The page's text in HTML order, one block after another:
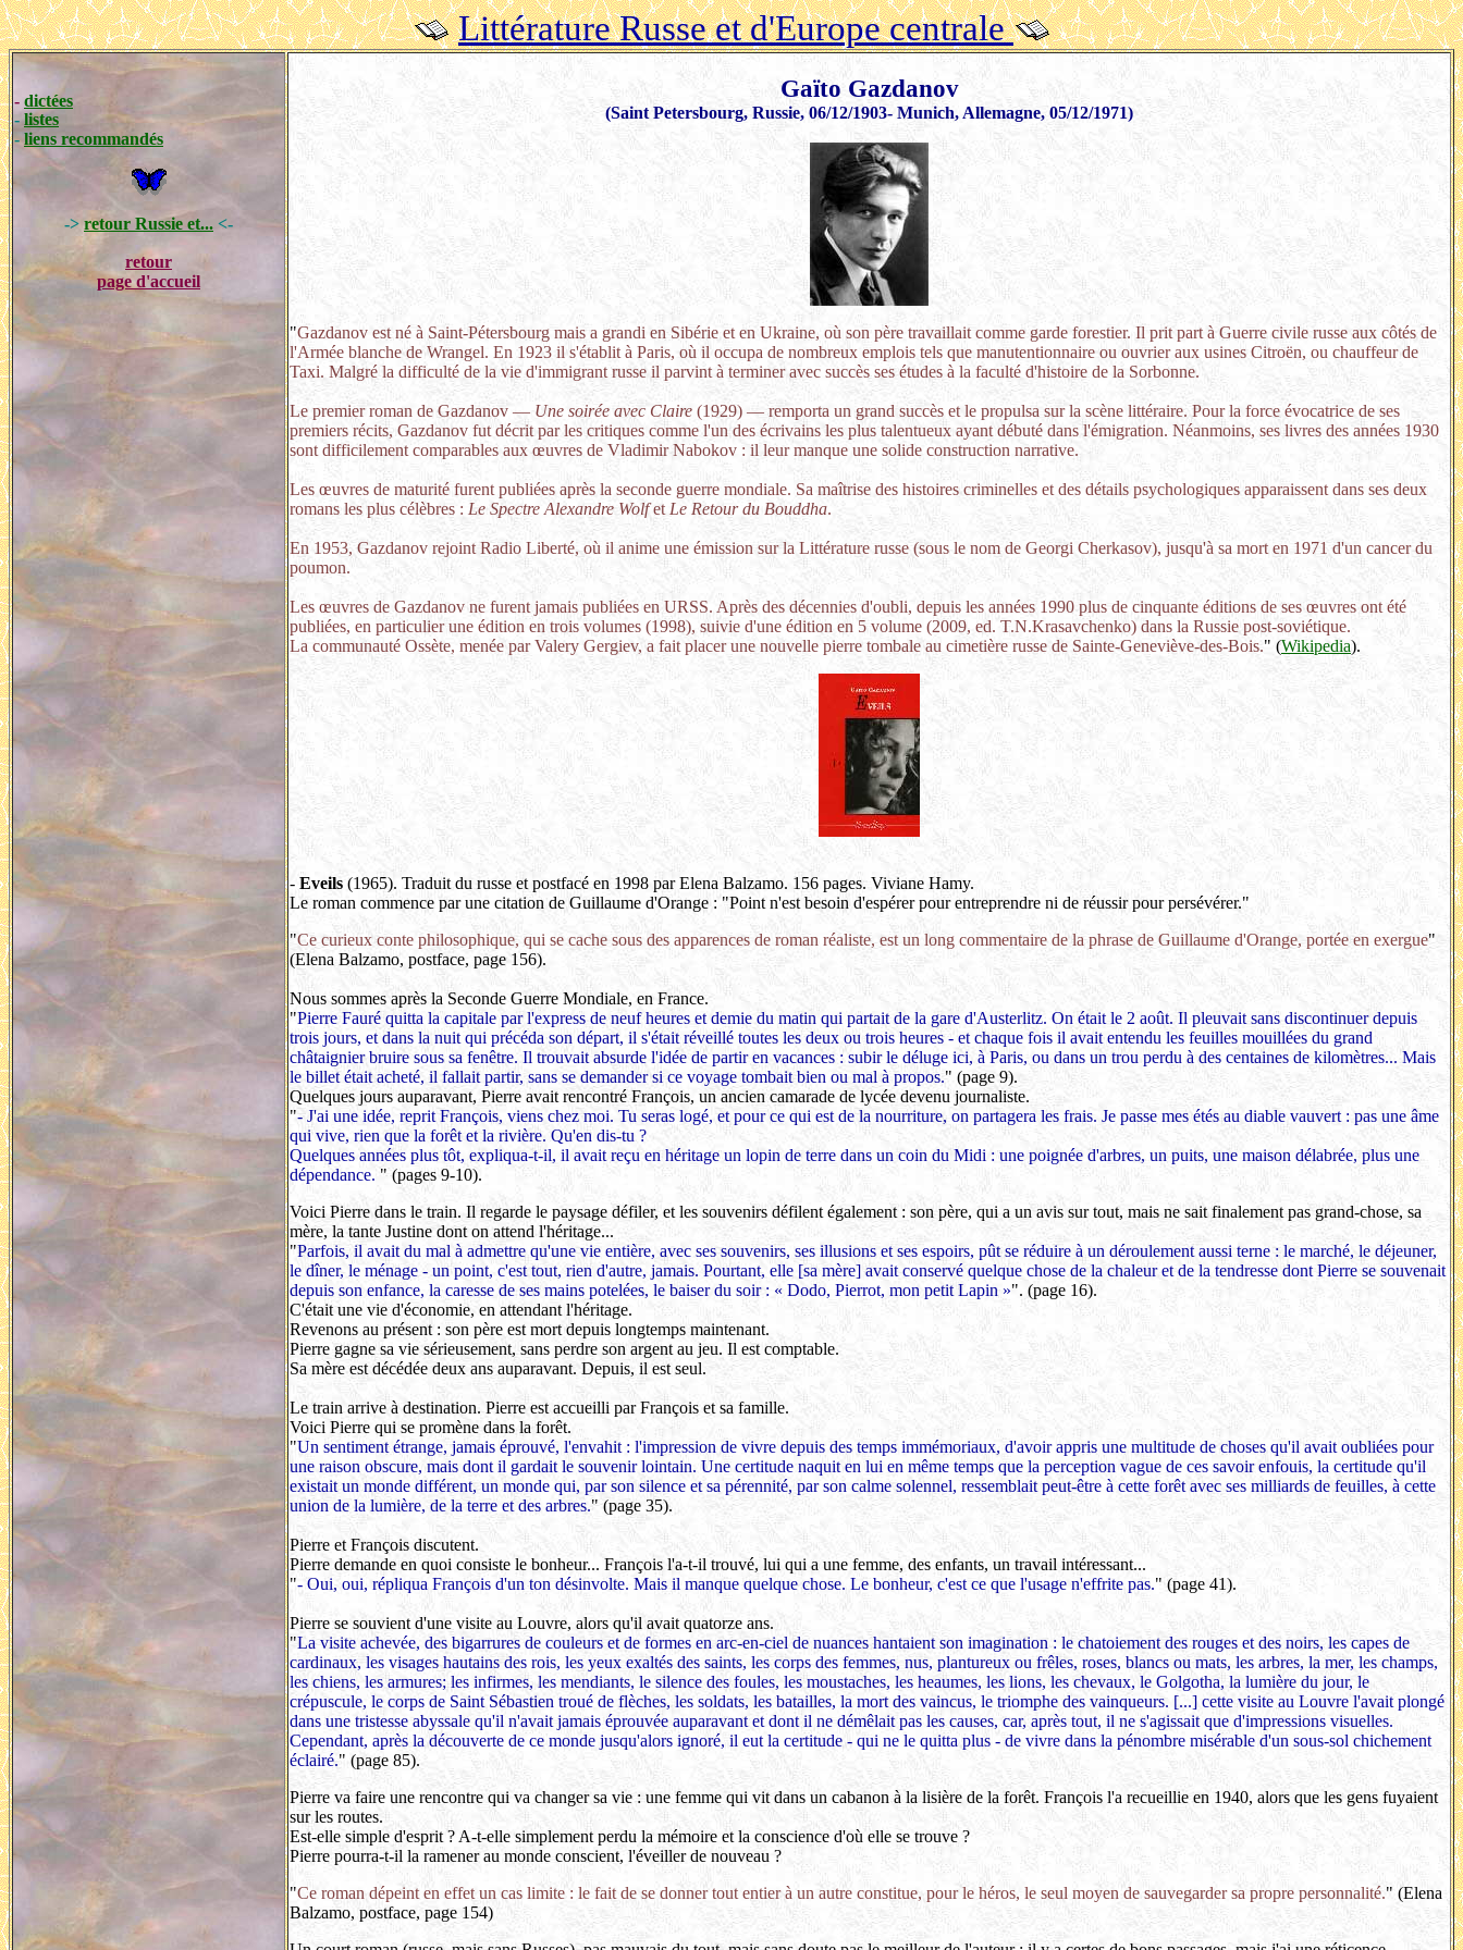
Littérature Russe et d'Europe centrale
- dictées
-listes
-liens recommandés
->retour Russie et... <-
retour
page d'accueil
Gaïto Gazdanov
(Saint Petersbourg, Russie, 06/12/1903- Munich, Allemagne, 05/12/1971)
"Gazdanov est né à Saint-Pétersbourg mais a grandi en Sibérie et en Ukraine, où son père travaillait comme garde forestier. Il prit part à Guerre civile russe aux côtés de
l'Armée blanche de Wrangel. En 1923 il s'établit à Paris, où il occupa de nombreux emplois tels que manutentionnaire ou ouvrier aux usines Citroën, ou chauffeur de
Taxi. Malgré la difficulté de la vie d'immigrant russe il parvint à terminer avec succès ses études à la faculté d'histoire de la Sorbonne.
Le premier roman de Gazdanov — Une soirée avec Claire (1929) — remporta un grand succès et le propulsa sur la scène littéraire. Pour la force évocatrice de ses
premiers récits, Gazdanov fut décrit par les critiques comme l'un des écrivains les plus talentueux ayant débuté dans l'émigration. Néanmoins, ses livres des années 1930
sont difficilement comparables aux œuvres de Vladimir Nabokov : il leur manque une solide construction narrative.
Les œuvres de maturité furent publiées après la seconde guerre mondiale. Sa maîtrise des histoires criminelles et des détails psychologiques apparaissent dans ses deux
romans les plus célèbres : Le Spectre Alexandre Wolfet Le Retour du Bouddha.
En 1953, Gazdanov rejoint Radio Liberté, où il anime une émission sur la Littérature russe (sous le nom de Georgi Cherkasov), jusqu'à sa mort en 1971 d'un cancer du
poumon.
Les œuvres de Gazdanov ne furent jamais publiées en URSS. Après des décennies d'oubli, depuis les années 1990 plus de cinquante éditions de ses œuvres ont été
publiées, en particulier une édition en trois volumes (1998), suivie d'une édition en 5 volume (2009, ed. T.N.Krasavchenko) dans la Russie post-soviétique.
La communauté Ossète, menée par Valery Gergiev, a fait placer une nouvelle pierre tombale au cimetière russe de Sainte-Geneviève-des-Bois." (Wikipedia).
- Eveils (1965). Traduit du russe et postfacé en 1998 par Elena Balzamo. 156 pages. Viviane Hamy.
Le roman commence par une citation de Guillaume d'Orange : "Point n'est besoin d'espérer pour entreprendre ni de réussir pour persévérer."
"Ce curieux conte philosophique, qui se cache sous des apparences de roman réaliste, est un long commentaire de la phrase de Guillaume d'Orange, portée en exergue"
(Elena Balzamo, postface, page 156).
Nous sommes après la Seconde Guerre Mondiale, en France.
"Pierre Fauré quitta la capitale par l'express de neuf heures et demie du matin qui partait de la gare d'Austerlitz. On était le 2 août. Il pleuvait sans discontinuer depuis
trois jours, et dans la nuit qui précéda son départ, il s'était réveillé toutes les deux ou trois heures - et chaque fois il avait entendu les feuilles mouillées du grand
châtaignier bruire sous sa fenêtre. Il trouvait absurde l'idée de partir en vacances : subir le déluge ici, à Paris, ou dans un trou perdu à des centaines de kilomètres... Mais
le billet était acheté, il fallait partir, sans se demander si ce voyage tombait bien ou mal à propos." (page 9).
Quelques jours auparavant, Pierre avait rencontré François, un ancien camarade de lycée devenu journaliste.
"- J'ai une idée, reprit François, viens chez moi. Tu seras logé, et pour ce qui est de la nourriture, on partagera les frais. Je passe mes étés au diable vauvert : pas une âme
qui vive, rien que la forêt et la rivière. Qu'en dis-tu ?
Quelques années plus tôt, expliqua-t-il, il avait reçu en héritage un lopin de terre dans un coin du Midi : une poignée d'arbres, un puits, une maison délabrée, plus une
dépendance. " (pages 9-10).
Voici Pierre dans le train. Il regarde le paysage défiler, et les souvenirs défilent également : son père, qui a un avis sur tout, mais ne sait finalement pas grand-chose, sa
mère, la tante Justine dont on attend l'héritage...
"Parfois, il avait du mal à admettre qu'une vie entière, avec ses souvenirs, ses illusions et ses espoirs, pût se réduire à un déroulement aussi terne : le marché, le déjeuner,
le dîner, le ménage - un point, c'est tout, rien d'autre, jamais. Pourtant, elle [sa mère] avait conservé quelque chose de la chaleur et de la tendresse dont Pierre se souvenait
depuis son enfance, la caresse de ses mains potelées, le baiser du soir : « Dodo, Pierrot, mon petit Lapin »". (page 16).
C'était une vie d'économie, en attendant l'héritage.
Revenons au présent : son père est mort depuis longtemps maintenant.
Pierre gagne sa vie sérieusement, sans perdre son argent au jeu. Il est comptable.
Sa mère est décédée deux ans auparavant. Depuis, il est seul.
Le train arrive à destination. Pierre est accueilli par François et sa famille.
Voici Pierre qui se promène dans la forêt.
"Un sentiment étrange, jamais éprouvé, l'envahit : l'impression de vivre depuis des temps immémoriaux, d'avoir appris une multitude de choses qu'il avait oubliées pour
une raison obscure, mais dont il gardait le souvenir lointain. Une certitude naquit en lui en même temps que la perception vague de ces savoir enfouis, la certitude qu'il
existait un monde différent, un monde qui, par son silence et sa pérennité, par son calme solennel, ressemblait peut-être à cette forêt avec ses milliards de feuilles, à cette
union de la lumière, de la terre et des arbres." (page 35).
Pierre et François discutent.
Pierre demande en quoi consiste le bonheur... François l'a-t-il trouvé, lui qui a une femme, des enfants, un travail intéressant...
"- Oui, oui, répliqua François d'un ton désinvolte. Mais il manque quelque chose. Le bonheur, c'est ce que l'usage n'effrite pas." (page 41).
Pierre se souvient d'une visite au Louvre, alors qu'il avait quatorze ans.
"La visite achevée, des bigarrures de couleurs et de formes en arc-en-ciel de nuances hantaient son imagination : le chatoiement des rouges et des noirs, les capes de
cardinaux, les visages hautains des rois, les yeux exaltés des saints, les corps des femmes, nus, plantureux ou frêles, roses, blancs ou mats, les arbres, la mer, les champs,
les chiens, les armures; les infirmes, les mendiants, le silence des foules, les moustaches, les heaumes, les lions, les chevaux, le Golgotha, la lumière du jour, le
crépuscule, le corps de Saint Sébastien troué de flèches, les soldats, les batailles, la mort des vaincus, le triomphe des vainqueurs. [...] cette visite au Louvre l'avait plongé
dans une tristesse abyssale qu'il n'avait jamais éprouvée auparavant et dont il ne démêlait pas les causes, car, après tout, il ne s'agissait que d'impressions visuelles.
Cependant, après la découverte de ce monde jusqu'alors ignoré, il eut la certitude - qui ne le quitta plus - de vivre dans la pénombre misérable d'un sous-sol chichement
éclairé." (page 85).
Pierre va faire une rencontre qui va changer sa vie : une femme qui vit dans un cabanon à la lisière de la forêt. François l'a recueillie en 1940, alors que les gens fuyaient
sur les routes.
Est-elle simple d'esprit ? A-t-elle simplement perdu la mémoire et la conscience d'où elle se trouve ?
Pierre pourra-t-il la ramener au monde conscient, l'éveiller de nouveau ?
"Ce roman dépeint en effet un cas limite : le fait de se donner tout entier à un autre constitue, pour le héros, le seul moyen de sauvegarder sa propre personnalité." (Elena
Balzamo, postface, page 154)